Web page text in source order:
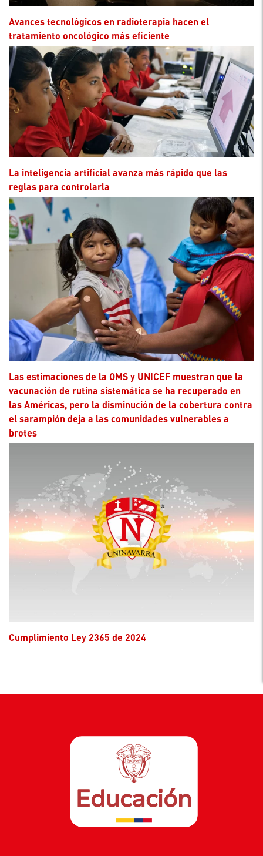
Avances tecnológicos en radioterapia hacen el
tratamiento oncológico más eficiente
La inteligencia artificial avanza más rápido que las
reglas para controlarla
Las estimaciones de la OMS y UNICEF muestran que la
vacunación de rutina sistemática se ha recuperado en
las Américas, pero la disminución de la cobertura contra
el sarampión deja a las comunidades vulnerables a
brotes
Cumplimiento Ley 2365 de 2024